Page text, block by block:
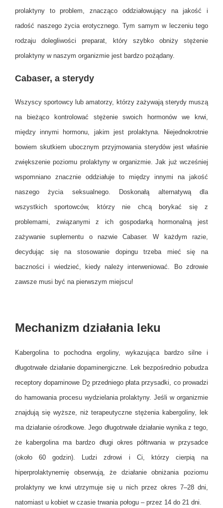
prolaktyny to problem, znacząco oddziałowujący na jakość i
radość naszego życia erotycznego. Tym samym w leczeniu tego
rodzaju dolegliwości preparat, który szybko obniży stężenie
prolaktyny w naszym organizmie jest bardzo pożądany.
Cabaser, a sterydy
Wszyscy sportowcy lub amatorzy, którzy zażywają sterydy muszą
na bieżąco kontrolować stężenie swoich hormonów we krwi,
między innymi hormonu, jakim jest prolaktyna. Niejednokrotnie
bowiem skutkiem ubocznym przyjmowania sterydów jest właśnie
zwiększenie poziomu prolaktyny w organizmie. Jak już wcześniej
wspomniano znacznie oddziałuje to między innymi na jakość
naszego życia seksualnego. Doskonałą alternatywą dla
wszystkich sportowców, którzy nie chcą borykać się z
problemami, związanymi z ich gospodarką hormonalną jest
zażywanie suplementu o nazwie Cabaser. W każdym razie,
decydując się na stosowanie dopingu trzeba mieć się na
baczności i wiedzieć, kiedy należy interweniować. Bo zdrowie
zawsze musi być na pierwszym miejscu!
Mechanizm działania leku
Kabergolina to pochodna ergoliny, wykazująca bardzo silne i
długotrwałe działanie dopaminergiczne. Lek bezpośrednio pobudza
receptory dopaminowe D2przedniego płata przysadki, co prowadzi
do hamowania procesu wydzielania prolaktyny. Jeśli w organizmie
znajdują się wyższe, niż terapeutyczne stężenia kabergoliny, lek
ma działanie ośrodkowe. Jego długotrwałe działanie wynika z tego,
że kabergolina ma bardzo długi okres półtrwania w przysadce
(około 60 godzin). Ludzi zdrowi i Ci, którzy cierpią na
hiperprolaktynemię obserwują, że działanie obniżania poziomu
prolaktyny we krwi utrzymuje się u nich przez okres 7–28 dni,
natomiast u kobiet w czasie trwania połogu – przez 14 do 21 dni.